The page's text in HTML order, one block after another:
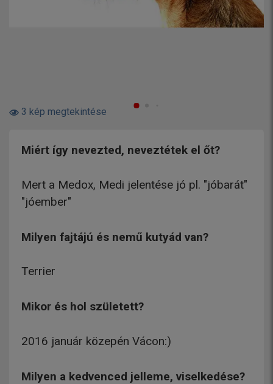
3 kép megtekintése
Miért így nevezted, neveztétek el őt?
Mert a Medox, Medi jelentése jó pl. "jóbarát"
"jóember"
Milyen fajtájú és nemű kutyád van?
Terrier
Mikor és hol született?
2016 január közepén Vácon:)
Milyen a kedvenced jelleme, viselkedése?